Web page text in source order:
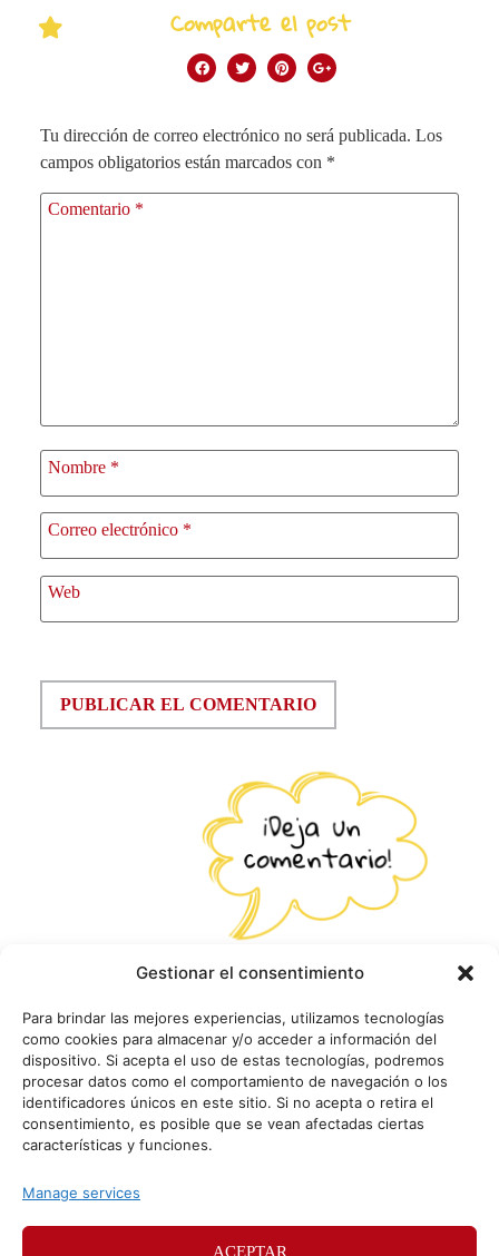
Gestionar el consentimiento
Para brindar las mejores experiencias, utilizamos tecnologías
como cookies para almacenar y/o acceder a información del
dispositivo. Si acepta el uso de estas tecnologías, podremos
procesar datos como el comportamiento de navegación o los
identificadores únicos en este sitio. Si no acepta o retira el
consentimiento, es posible que se vean afectadas ciertas
características y funciones.
Manage services
ACEPTAR
Comparte el post
Tu dirección de correo electrónico no será publicada. Los
campos obligatorios están marcados con *
Comentario *
Nombre *
Correo electrónico *
Web